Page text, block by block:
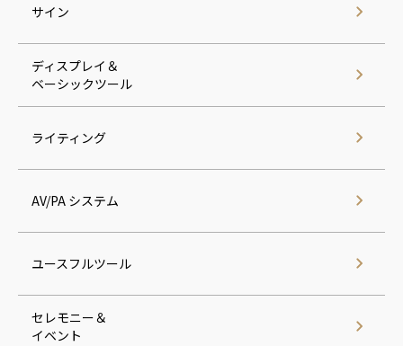
サイン
ディスプレイ＆
ベーシックツール
ライティング
AV/PA システム
ユースフルツール
セレモニー＆
イベント